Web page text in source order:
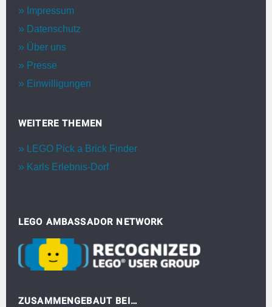
Impressum
Datenschutz
Über uns
Presse
Einwilligungen
WEITERE THEMEN
LEGO Pick a Brick Finder
Karls Erlebnis-Dorf
LEGO AMBASSADOR NETWORK
ZUSAMMENGEBAUT BEI…